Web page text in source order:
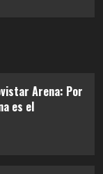
Arena: Por
es el